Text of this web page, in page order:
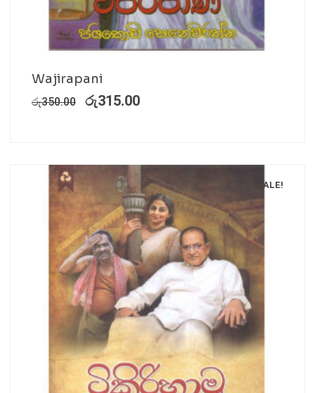
Wajirapani
රු350.00 රු315.00
SALE!